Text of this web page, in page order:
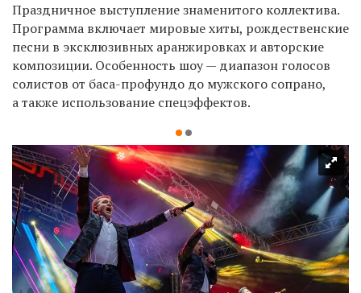
Праздничное выступление знаменитого коллектива.
Программа включает мировые хиты, рождественские
песни в эксклюзивных аранжировках и авторские
композиции. Особенность шоу — диапазон голосов
солистов от баса-профундо до мужского сопрано,
а также использование спецэффектов.